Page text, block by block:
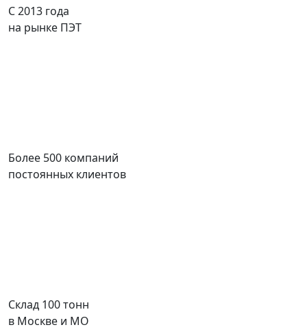
С 2013 года
на рынке ПЭТ
Более 500 компаний
постоянных клиентов
Склад 100 тонн
в Москве и МО